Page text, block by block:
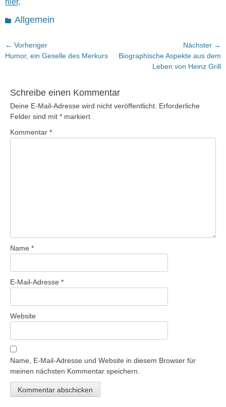
Kategorien
Allgemein
Beitragsnavigation
← Vorheriger
Vorheriger
Humor, ein Geselle des Merkurs
Nächster →
Nächster
Biographische Aspekte aus dem
Leben von Heinz Grill
Schreibe einen Kommentar
Deine E-Mail-Adresse wird nicht veröffentlicht. Erforderliche
Felder sind mit * markiert
Kommentar *
Name *
E-Mail-Adresse *
Website
Name, E-Mail-Adresse und Website in diesem Browser für
meinen nächsten Kommentar speichern.